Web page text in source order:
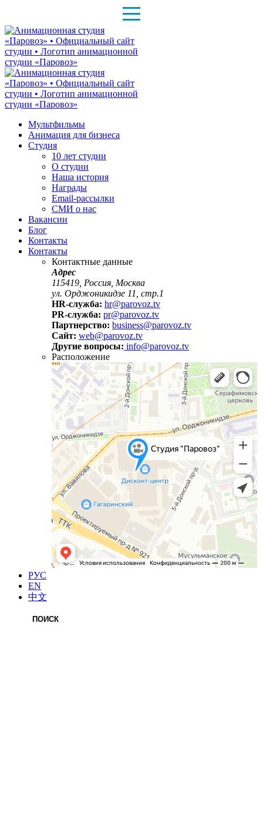
Мультфильмы
Анимация для бизнеса
Студия
10 лет студии
О студии
Наша история
Награды
Email-рассылки
СМИ о нас
Вакансии
Блог
Контакты
Контакты
Контактные данные
Адрес
115419, Россия, Москва
ул. Орджоникидзе 11, стр.1
HR-служба: hr@parovoz.tv
PR-служба: pr@parovoz.tv
Партнерство: business@parovoz.tv
Сайт: web@parovoz.tv
Другие вопросы: info@parovoz.tv
Расположение
РУС
EN
中文
ПОИСК